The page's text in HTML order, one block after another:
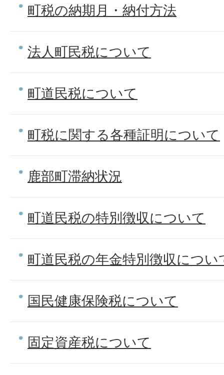
町税の納期月・納付方法
法人町民税について
町道民税について
町税に関する各種証明について
鹿部町滞納状況
町道民税の特別徴収について
町道民税の年金特別徴収につい
国民健康保険税について
固定資産税について